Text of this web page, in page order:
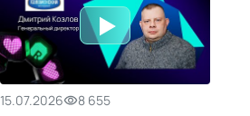
15.07.2026
8 655